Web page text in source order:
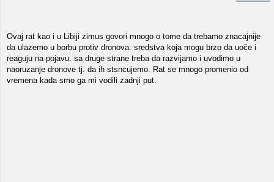
Ovaj rat kao i u Libiji zimus govori mnogo o tome da trebamo znacajnije
da ulazemo u borbu protiv dronova. sredstva koja mogu brzo da uoče i
reaguju na pojavu. sa druge strane treba da razvijamo i uvodimo u
naoruzanje dronove tj. da ih stsncujemo. Rat se mnogo promenio od
vremena kada smo ga mi vodili zadnji put.